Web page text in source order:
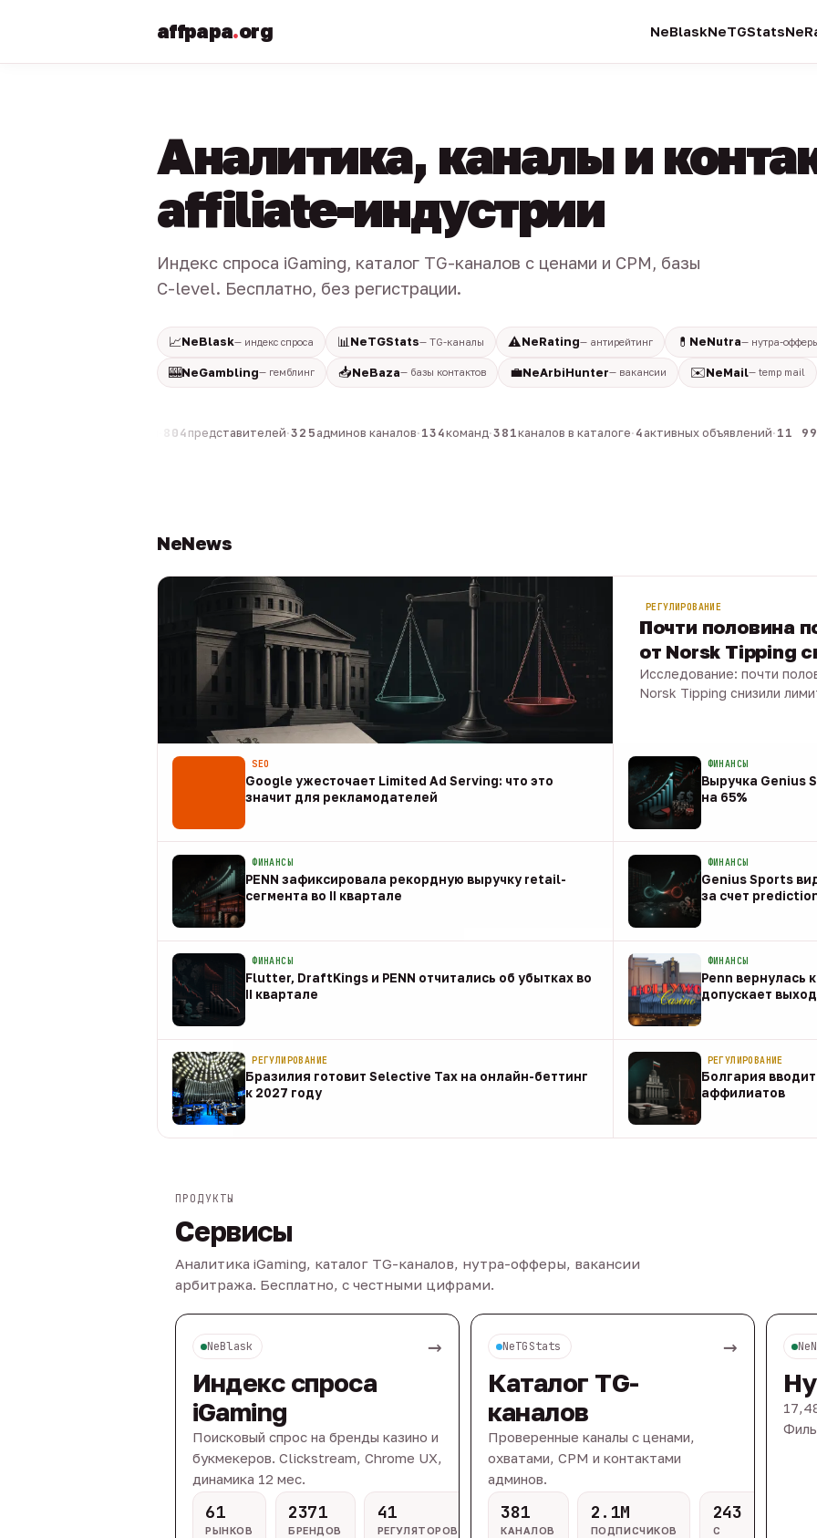
affpapa.org NeBlaskNeTGStats
Аналитика, каналы и
affiliate-индустрии
Индекс спроса iGaming, каталог TG-каналов с ценами и CPM, базы
C-level. Бесплатно, без регистрации.
📈NeBlask— индекс спроса 📊 NeTGStats— TG-каналы ⚠️NeRating— антирейтинг 💊 NeNutra— нутра-
🎰NeGambling— гемблинг 📥NeBaza— базы контактов 💼NeArbiHunter— вакансии ✉️NeMail— temp mail
804представителей·325админов каналов·134команд·381каналов в каталоге·4активных объявлений·11 990
NeNews
РЕГУЛИРОВАНИЕ
Почти половина
от Norsk Tipping
Исследование: почти
Norsk Tipping снизили
SEO
Google ужесточает Limited Ad Serving: что это
значит для рекламодателей
ФИНАНСЫ
Выручка Genius
на 65%
08 авг
ФИНАНСЫ
PENN зафиксировала рекордную выручку retail-
сегмента во II квартале
ФИНАНСЫ
Genius Sports
за счет
08 авг
ФИНАНСЫ
Flutter, DraftKings и PENN отчитались об убытках во
II квартале
ФИНАНСЫ
Penn вернулась
допускает
08 авг
РЕГУЛИРОВАНИЕ
Бразилия готовит Selective Tax на онлайн-беттинг
к 2027 году
РЕГУЛИРОВАНИЕ
Болгария
аффилиатов
08 авг
ПРОДУКТЫ
Сервисы
Аналитика iGaming, каталог TG-каналов, нутра-офферы, вакансии
арбитража. Бесплатно, с честными цифрами.
NeBlask →
Индекс спроса
iGaming
Поисковый спрос на бренды казино и
букмекеров. Clickstream, Chrome UX,
динамика 12 мес.
61
РЫНКОВ
2371
БРЕНДОВ
41
РЕГУЛЯТОРОВ
NeTGStats →
Каталог TG-
каналов
Проверенные каналы с ценами,
охватами, CPM и контактами
админов.
381
КАНАЛОВ
2.1M
ПОДПИСЧИКОВ
243
С